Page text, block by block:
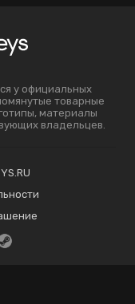
у официальных
товарные
материалы
владельцев.